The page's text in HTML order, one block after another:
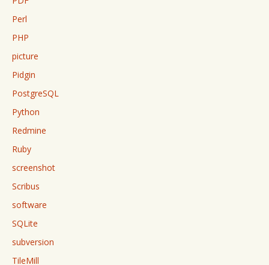
Perl
PHP
picture
Pidgin
PostgreSQL
Python
Redmine
Ruby
screenshot
Scribus
software
SQLite
subversion
TileMill